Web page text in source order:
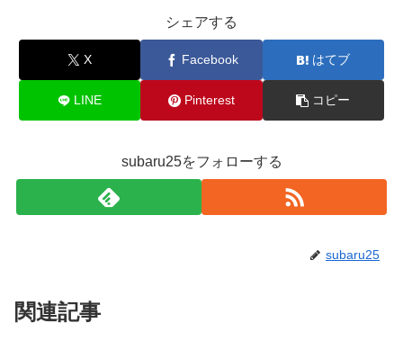
シェアする
X Facebook はてブ
LINE Pinterest コピー
subaru25をフォローする
subaru25
関連記事